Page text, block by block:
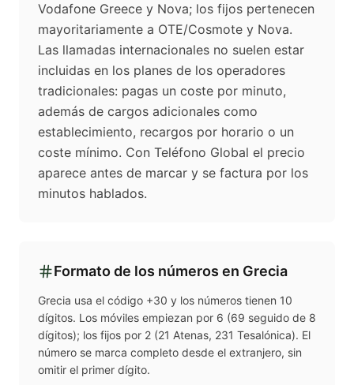
Vodafone Greece y Nova; los fijos pertenecen
mayoritariamente a OTE/Cosmote y Nova.
Las llamadas internacionales no suelen estar
incluidas en los planes de los operadores
tradicionales: pagas un coste por minuto,
además de cargos adicionales como
establecimiento, recargos por horario o un
coste mínimo. Con Teléfono Global el precio
aparece antes de marcar y se factura por los
minutos hablados.
Formato de los números en Grecia
Grecia usa el código +30 y los números tienen 10
dígitos. Los móviles empiezan por 6 (69 seguido de 8
dígitos); los fijos por 2 (21 Atenas, 231 Tesalónica). El
número se marca completo desde el extranjero, sin
omitir el primer dígito.